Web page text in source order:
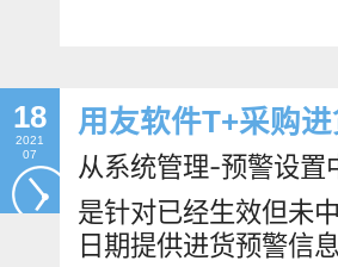
18
2021
07
用友软件T+采购
从系统管理-预警设置
是针对已经生效但未
日期提供进货预警信息